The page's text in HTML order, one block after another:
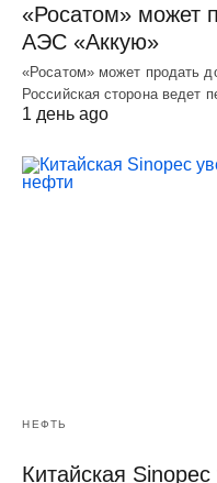
«Росатом» может
АЭС «Аккую»
«Росатом» может продать
Российская сторона ведет
1 день ago
НЕФТЬ
Китайская